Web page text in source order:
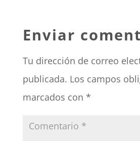
Enviar
Tu dirección de correo
publicada. Los campos
marcados con *